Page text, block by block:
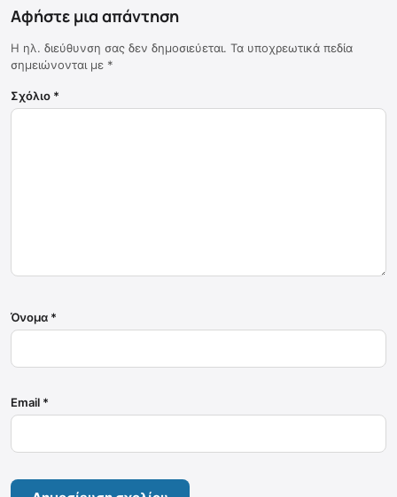
Αφήστε μια απάντηση
Η ηλ. διεύθυνση σας δεν δημοσιεύεται. Τα υποχρεωτικά πεδία
σημειώνονται με *
Σχόλιο *
Όνομα *
Email *